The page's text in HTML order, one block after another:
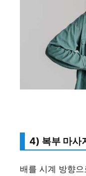
4) 복부 마사
배를 시계 방향